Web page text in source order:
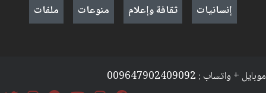
إنسانيات
ثقافة وإعلام منوعات ملفات
موبايل + واتساب : 009647902409092